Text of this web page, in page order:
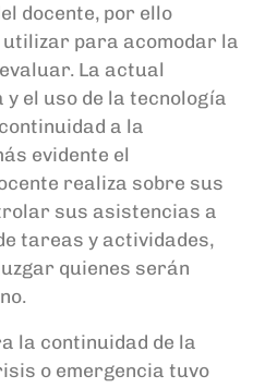
el docente, por ello
utilizar para acomodar la
evaluar. La actual
y el uso de la tecnología
tinuidad a la
evidente el
e realiza sobre sus
sus asistencias a
tareas y actividades,
quienes serán
no.
la continuidad de la
o emergencia tuvo